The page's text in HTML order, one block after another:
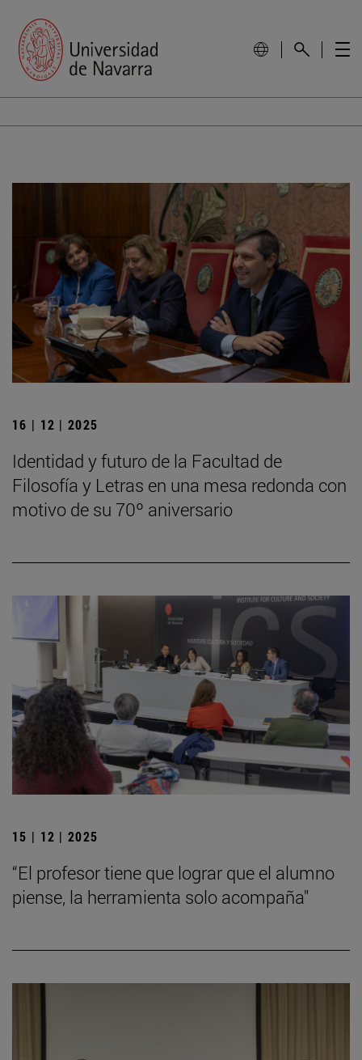
16 | 12 | 2025
Identidad y futuro de la Facultad de
Filosofía y Letras en una mesa redonda con
motivo de su 70º aniversario
15 | 12 | 2025
“El profesor tiene que lograr que el alumno
piense, la herramienta solo acompaña"